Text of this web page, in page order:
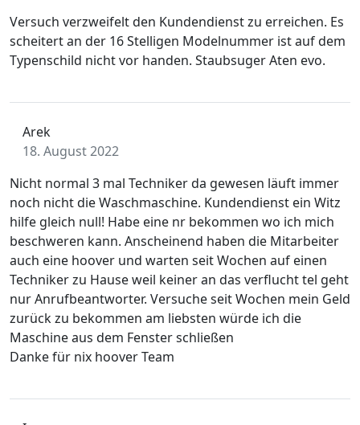
Versuch verzweifelt den Kundendienst zu erreichen. Es
scheitert an der 16 Stelligen Modelnummer ist auf dem
Typenschild nicht vor handen. Staubsuger Aten evo.
Arek
18. August 2022
Nicht normal 3 mal Techniker da gewesen läuft immer
noch nicht die Waschmaschine. Kundendienst ein Witz
hilfe gleich null! Habe eine nr bekommen wo ich mich
beschweren kann. Anscheinend haben die Mitarbeiter
auch eine hoover und warten seit Wochen auf einen
Techniker zu Hause weil keiner an das verflucht tel geht
nur Anrufbeantworter. Versuche seit Wochen mein Geld
zurück zu bekommen am liebsten würde ich die
Maschine aus dem Fenster schließen
Danke für nix hoover Team